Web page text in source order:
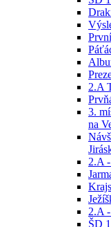
2.A
3.
na
2.A
2.A
ŠD